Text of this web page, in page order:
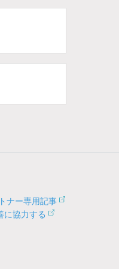
ナー専用記事
に協力する